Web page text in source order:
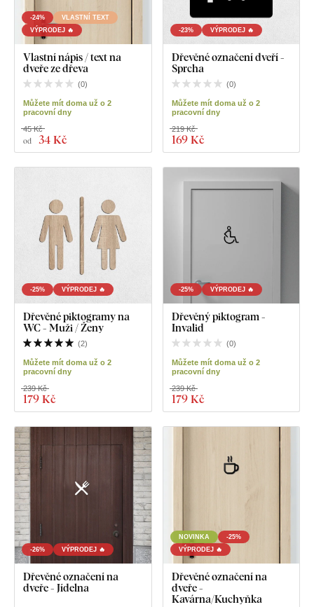
-24%
VLASTNÍ TEXT
VÝPRODEJ 🔥
Vlastní nápis / text na
dveře ze dřeva
(0)
Můžete mít doma už o 2
pracovní dny
od 34 Kč
45 Kč
-23% VÝPRODEJ 🔥
Dřevěné označení dveří -
Sprcha
(0)
Můžete mít doma už o 2
pracovní dny
169 Kč
219 Kč
-25% VÝPRODEJ 🔥
Dřevěné piktogramy na
WC - Muži / Ženy
(2)
Můžete mít doma už o 2
pracovní dny
179 Kč
239 Kč
-25% VÝPRODEJ 🔥
Dřevěný piktogram -
Invalid
(0)
Můžete mít doma už o 2
pracovní dny
179 Kč
239 Kč
-26% VÝPRODEJ 🔥
Dřevěné označení na
dveře - Jídelna
NOVINKA
-25%
VÝPRODEJ 🔥
Dřevěné označení na
dveře -
Kavárna/Kuchyňka